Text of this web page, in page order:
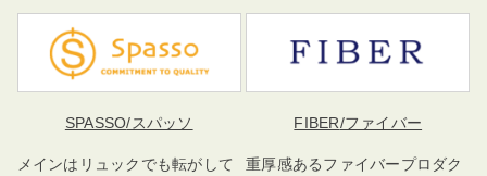
SPASSO/スパッソ
メインはリュックでも転がして
FIBER/ファイバー
重厚感あるファイバープロダク